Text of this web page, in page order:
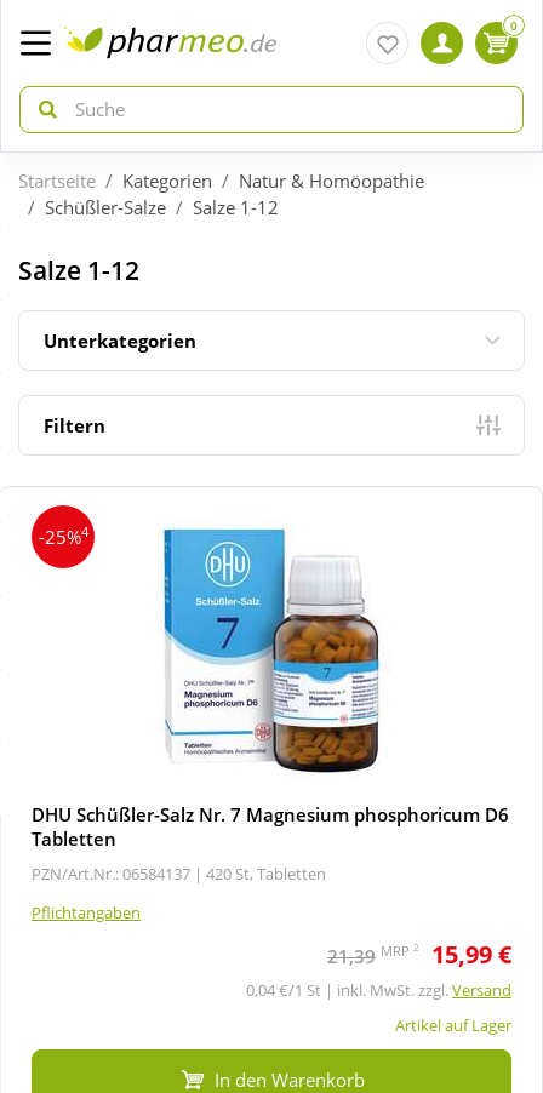
zurück
ÜBERSICHT AKTIONEN
Aktuelle Coupons
Neuheiten
Sale
zurück
ÜBERSICHT KATEGORIEN
Arzneimittel
Diabetes
Körperpflege & Kosmetik
Natur & Homöopathie
Sanitätshaus
0
Startseite Kategorien
Natur & Homöopathie
Schüßler-Salze
Salze 1-12
Salze 1-12
Unterkategorien
Filtern
-25%4
DHU Schüßler-Salz Nr. 7 Magnesium phosphoricum D6
Tabletten
PZN/Art.Nr.: 06584137 | 420 St, Tabletten
Pflichtangaben
21,39 MRP 2 15,99 €
0,04 €/1 St | inkl. MwSt. zzgl.Versand
Artikel auf Lager
In den Warenkorb